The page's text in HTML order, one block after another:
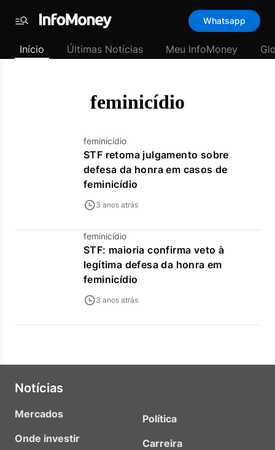
padrão
Últimas
Menu
Whatsapp
Início Últimas Notícias Meu InfoMoney
feminicídio
feminicídio
STF retoma julgamento sobre
defesa da honra em casos de
feminicídio
3 anos atrás
feminicídio
STF: maioria confirma veto à
legítima defesa da honra em
feminicídio
3 anos atrás
Notícias
Mercados
Onde investir
Política
Carreira